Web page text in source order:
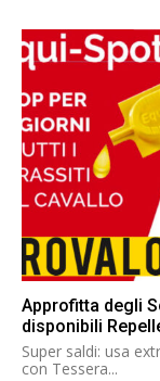
Approfitta degli
disponibili
Super saldi: usa
con Tessera...